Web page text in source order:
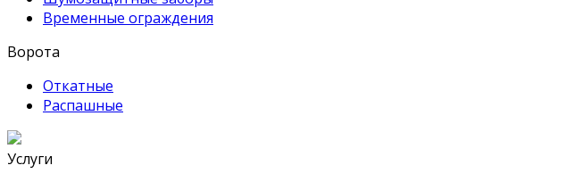
Временные ограждения
Ворота
Откатные
Распашные
Услуги